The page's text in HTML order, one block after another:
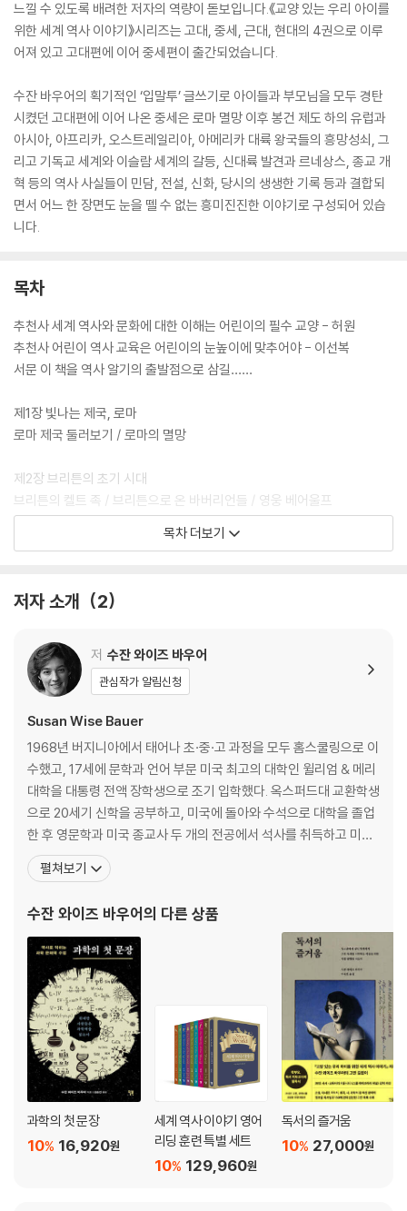
느낄 수 있도록 배려한 저자의 역량이 돋보입니다.《교양 있는 우리 아이를
위한 세계 역사 이야기》시리즈는 고대, 중세, 근대, 현대의 4권으로 이루
어져 있고 고대편에 이어 중세편이 출간되었습니다.
수잔 바우어의 획기적인 ‘입말투’ 글쓰기로 아이들과 부모님을 모두 경탄
시켰던 고대편에 이어 나온 중세은 로마 멸망 이후 봉건 제도 하의 유럽과
아시아, 아프리카, 오스트레일리아, 아메리카 대륙 왕국들의 흥망성쇠, 그
리고 기독교 세계와 이슬람 세계의 갈등, 신대륙 발견과 르네상스, 종교 개
혁 등의 역사 사실들이 민담, 전설, 신화, 당시의 생생한 기록 등과 결합되
면서 어느 한 장면도 눈을 뗄 수 없는 흥미진진한 이야기로 구성되어 있습
니다.
목차
추천사 세계 역사와 문화에 대한 이해는 어린이의 필수 교양 - 허원
추천사 어린이 역사 교육은 어린이의 눈높이에 맞추어야 - 이선복
서문 이 책을 역사 알기의 출발점으로 삼길……
제1장 빛나는 제국, 로마
로마 제국 둘러보기 / 로마의 멸망
제2장 브리튼의 초기 시대
브리튼의 켈트 족 / 브리튼으로 온 바버리언들 / 영웅 베어울프
제3장 브리튼 섬에 전해진 기독교
아름다운 콘스탄티노플 / 법을 만든 황제, 유스티니아누스 / 아름답고 지
혜로운 테오도라 황후 / 동방 정교회와 산타클로스의 유래
제5장 중세의 인도 제국
굽타 왕조 / 아잔타 석굴
제6장 이슬람 교의 기원
알라 신의 사자를 본 마호메트 / 마호메트, 메디나로 가다 / 이슬람 교의 성
서, 코란
제7장 하나의 제국이 된 이슬람 세계
제8장 중국의 위대한 왕조들
남북을 통일한 수나라 / 중국의 황금 시대, 당나라
제9장 동아시아
일본의 야마토 왕조 / 세 나라 이야기 - 한국, 중국, 일본
제10장 세상의 바닥, 오스트레일리아 대륙
최초의 오스트레일리아 주민 / 마오리 족의 긴 여행
제11장 프랑크 왕국
야만인이었던 클로비스 / 네 개의 부족, 하나의 왕국
목차 더보기
저자 소개 2
저 수잔 와이즈 바우어
관심작가 알림신청
Susan Wise Bauer
1968년 버지니아에서 태어나 초·중·고 과정을 모두 홈스쿨링으로 이
수했고, 17세에 문학과 언어 부문 미국 최고의 대학인 윌리엄 & 메리
대학을 대통령 전액 장학생으로 조기 입학했다. 옥스퍼드대 교환학생
으로 20세기 신학을 공부하고, 미국에 돌아와 수석으로 대학을 졸업
한 후 영문학과 미국 종교사 두 개의 전공에서 석사를 취득하고 미국
학으로 박사 학위를 받았다. 1994년부터 동 대학에서 영문학 교수로
재직 중이다. 라틴어, 히브리어, 그리스어, 아랍어, 프랑스어, 한국어
식을 쉬운 문체로 풀어쓸 줄 아는 친절한 선생
펼쳐보기
수잔 와이즈 바우어의 다른 상품
과학의 첫 문장
16,920원
10%
세계 역사 이야기 영어
리딩 훈련 특별 세트
129,960원
10%
독서의 즐거움
27,000원
10%